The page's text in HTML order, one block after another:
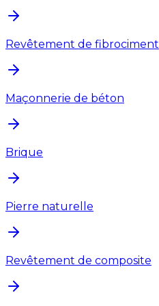
Revêtement de fibrociment
Maçonnerie de béton
Brique
Pierre naturelle
Revêtement de composite